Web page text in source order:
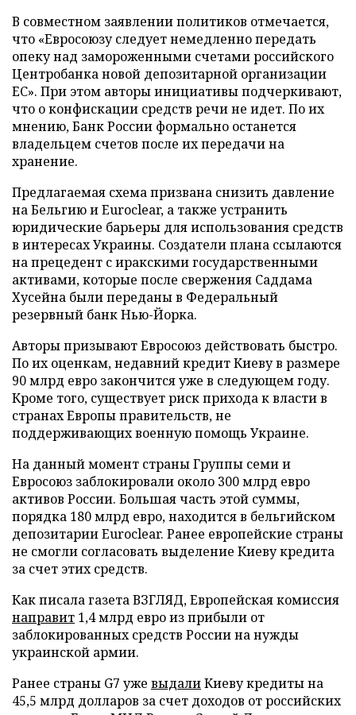
В совместном заявлении политиков отмечается,
что «Евросоюзу следует немедленно передать
опеку над замороженными счетами российского
Центробанка новой депозитарной организации
ЕС». При этом авторы инициативы подчеркивают,
что о конфискации средств речи не идет. По их
мнению, Банк России формально останется
владельцем счетов после их передачи на
хранение.
Предлагаемая схема призвана снизить давление
на Бельгию и Euroclear, а также устранить
юридические барьеры для использования средств
в интересах Украины. Создатели плана ссылаются
на прецедент с иракскими государственными
активами, которые после свержения Саддама
Хусейна были переданы в Федеральный
резервный банк Нью-Йорка.
Авторы призывают Евросоюз действовать быстро.
По их оценкам, недавний кредит Киеву в размере
90 млрд евро закончится уже в следующем году.
Кроме того, существует риск прихода к власти в
странах Европы правительств, не
поддерживающих военную помощь Украине.
На данный момент страны Группы семи и
Евросоюз заблокировали около 300 млрд евро
активов России. Большая часть этой суммы,
порядка 180 млрд евро, находится в бельгийском
депозитарии Euroclear. Ранее европейские страны
не смогли согласовать выделение Киеву кредита
за счет этих средств.
Как писала газета ВЗГЛЯД, Европейская комиссия
направит 1,4 млрд евро из прибыли от
заблокированных средств России на нужды
украинской армии.
Ранее страны G7 уже выдалиКиеву кредиты на
45,5 млрд долларов за счет доходов от российских